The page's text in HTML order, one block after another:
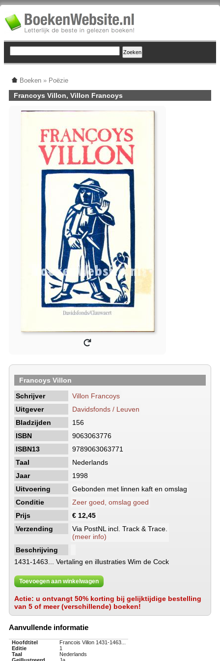
Boeken » Poëzie
Francoys Villon, Villon Francoys
Francoys Villon
Schrijver
Villon Francoys
Uitgever
Davidsfonds / Leuven
Bladzijden
156
ISBN
9063063776
ISBN13
9789063063771
Taal
Nederlands
Jaar
1998
Uitvoering
Gebonden met linnen kaft en omslag
Conditie
Zeer goed, omslag goed
Prijs
€ 12,45
Verzending
Via PostNL incl. Track & Trace.
(meer info)
Beschrijving
1431-1463... Vertaling en illustraties Wim de Cock
Toevoegen aan winkelwagen
Actie: u ontvangt 50% korting bij gelijktijdige bestelling
van 5 of meer (verschillende) boeken!
Aanvullende informatie
Hoofdtitel
Francois Villon 1431-1463...
Editie
1
Taal
Nederlands